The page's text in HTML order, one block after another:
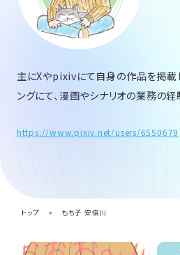
主にXやpixivにて自身の作品を掲載
ングにて、漫画やシナリオの業務の経
https://www.pixiv.net/users/6550679
トップ > もち子 安倍川